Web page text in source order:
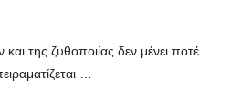
της ζυθοποιίας δεν μένει ποτέ
…